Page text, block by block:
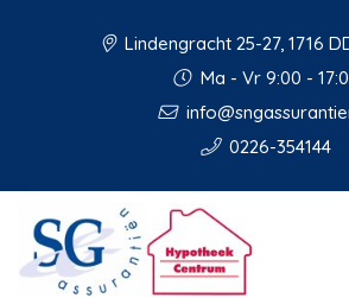
Lindengracht 25-27, 1716
Ma - Vr 9:00 -
0226-354144